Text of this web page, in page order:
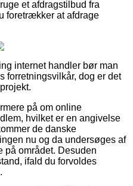
et afdragstilbud fra
foretrækker at afdrage
internet handler bør man
forretningsvilkår, dog er det
på om online
hvilket er en angivelse
de danske
nu og da undersøges af
på området. Desuden
ifald du forvoldes